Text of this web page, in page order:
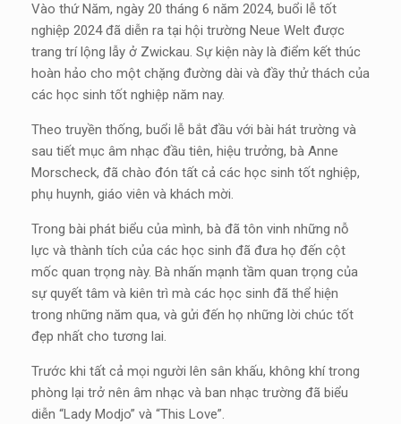
Vào thứ Năm, ngày 20 tháng 6 năm 2024, buổi lễ tốt
nghiệp 2024 đã diễn ra tại hội trường Neue Welt được
trang trí lộng lẫy ở Zwickau. Sự kiện này là điểm kết thúc
hoàn hảo cho một chặng đường dài và đầy thử thách của
các học sinh tốt nghiệp năm nay.
Theo truyền thống, buổi lễ bắt đầu với bài hát trường và
sau tiết mục âm nhạc đầu tiên, hiệu trưởng, bà Anne
Morscheck, đã chào đón tất cả các học sinh tốt nghiệp,
phụ huynh, giáo viên và khách mời.
Trong bài phát biểu của mình, bà đã tôn vinh những nỗ
lực và thành tích của các học sinh đã đưa họ đến cột
mốc quan trọng này. Bà nhấn mạnh tầm quan trọng của
sự quyết tâm và kiên trì mà các học sinh đã thể hiện
trong những năm qua, và gửi đến họ những lời chúc tốt
đẹp nhất cho tương lai.
Trước khi tất cả mọi người lên sân khấu, không khí trong
phòng lại trở nên âm nhạc và ban nhạc trường đã biểu
diễn “Lady Modjo” và “This Love”.